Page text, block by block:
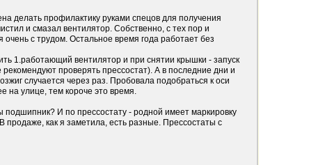
делать профилактику руками спецов для получения
и смазал вентилятор. Собственно, с тех пор и
с трудом. Остальное время года работает без
1.работающий вентилятор и при снятии крышки - запуск
проверять прессостат). А в последние дни и
случается через раз. Пробовала подобраться к оси
на улице, тем короче это время.
подшипник? И по прессостату - родной имеет маркировку
продаже, как я заметила, есть разные. Прессостаты с